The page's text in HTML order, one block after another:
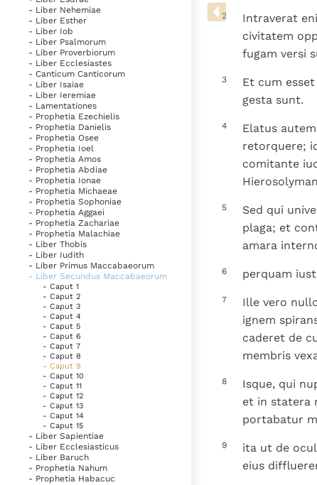
Denzinger Gebruiksvoorwaarden
- Liber Nehemiae
- Liber Esther
- Liber Iob
- Liber Psalmorum
- Liber Proverbiorum
- Liber Ecclesiastes
- Canticum Canticorum
- Liber Isaiae
- Liber Ieremiae
- Lamentationes
- Prophetia Ezechielis
- Prophetia Danielis
- Prophetia Osee
- Prophetia Ioel
- Prophetia Amos
- Prophetia Abdiae
- Prophetia Ionae
- Prophetia Michaeae
- Prophetia Sophoniae
- Prophetia Aggaei
- Prophetia Zachariae
- Prophetia Malachiae
- Liber Thobis
- Liber Iudith
- Liber Primus Maccabaeorum
- Liber Secundus Maccabaeorum
- Caput 1
- Caput 2
- Caput 3
- Caput 4
- Caput 5
- Caput 6
- Caput 7
- Caput 8
- Caput 9
- Caput 10
- Caput 11
- Caput 12
- Caput 13
- Caput 14
- Caput 15
- Liber Sapientiae
- Liber Ecclesiasticus
- Liber Baruch
- Prophetia Nahum
- Prophetia Habacuc
2
Intraverat
civitatem
fugam versi
3
Et cum
gesta sunt.
4
Elatus
retorquere;
comitante
5
Sed qui
plaga; et
amara
6 perquam
7
Ille vero
ignem
caderet de
membris
8
Isque, qui
et in statera
portabatur
9
ita ut de
eius